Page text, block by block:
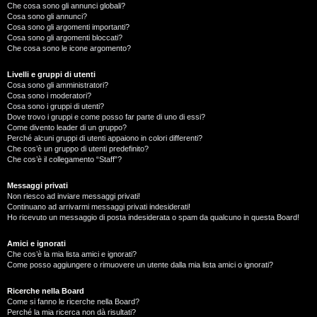
Che cosa sono gli annunci globali?
Cosa sono gli annunci?
Cosa sono gli argomenti importanti?
Cosa sono gli argomenti bloccati?
Che cosa sono le icone argomento?
Livelli e gruppi di utenti
Cosa sono gli amministratori?
Cosa sono i moderatori?
Cosa sono i gruppi di utenti?
Dove trovo i gruppi e come posso far parte di uno di essi?
Come divento leader di un gruppo?
Perché alcuni gruppi di utenti appaiono in colori differenti?
Che cos’è un gruppo di utenti predefinito?
Che cos’è il collegamento “Staff”?
Messaggi privati
Non riesco ad inviare messaggi privati!
Continuano ad arrivarmi messaggi privati indesiderati!
Ho ricevuto un messaggio di posta indesiderata o spam da qualcuno in questa Board!
Amici e ignorati
Che cos’è la mia lista amici e ignorati?
Come posso aggiungere o rimuovere un utente dalla mia lista amici o ignorati?
Ricerche nella Board
Come si fanno le ricerche nella Board?
Perché la mia ricerca non dà risultati?